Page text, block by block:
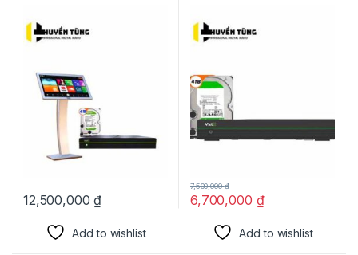
12,500,000₫
Add to wishlist
6,700,000 ₫
7,500,000₫
Add to wishlist